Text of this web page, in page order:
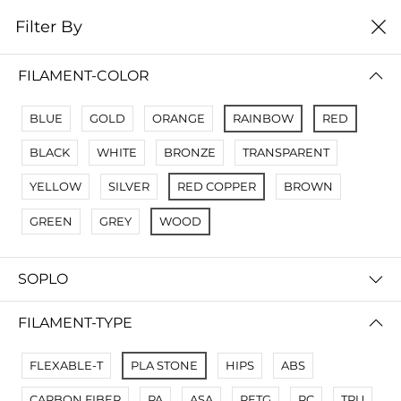
0
No Results
Not Found Filters1
Not Found Filters2
Filter By
FILAMENT-COLOR
BLUE GOLD ORANGE RAINBOW RED
BLACK WHITE BRONZE TRANSPARENT
YELLOW SILVER RED COPPER BROWN
GREEN GREY WOOD
SOPLO
FILAMENT-TYPE
FLEXABLE-T PLA STONE HIPS ABS